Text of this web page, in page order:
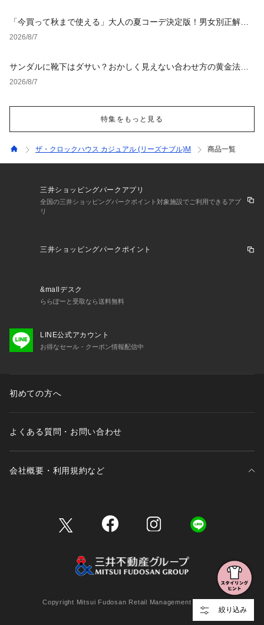
「今買って秋まで使える」大人の夏コーデ決定版！男女別正解ス
タイルとNGな着こなし
2026/8/7
サンダルに靴下はダサい？おかしく見えない合わせ方の黄金法則
と男女別おすすめコーデ
2026/8/7
特集をもっと見る
絞り込み
ザ・クロックハウス カジュアル (リーズナブル)M 商品一覧
三井ショッピングパークアプリ
全国の三井ショッピングパークポイント対象施設でご利用できるアプ
リ
三井ショッピングパークポイント
&mallデスク
ららぽーと受取なら送料無料
LINE公式アカウント
お得なセール・クーポン情報配信中
初めての方へ
よくある質問・お問い合わせ
会社概要・利用規約など
Copyright Mitsui Fudosan Retail Management Co., Ltd.